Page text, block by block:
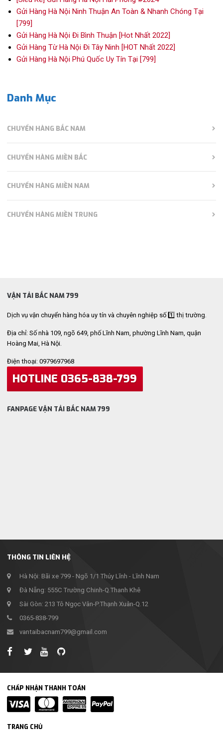
Gửi Hàng Hà Nội Ninh Thuận An Toàn & Nhanh Chóng Tại
[799]
Gửi Hàng Hà Nội Đi Bình Thuận [Hot Nhất 2022]
Gửi Hàng Từ Hà Nội Đi Tây Ninh [HOT Nhất 2022]
Gửi Hàng Hà Nội Phú Quốc Uy Tín Tại [799]
Danh Mục
CHUYỂN HÀNG BẮC NAM
CHUYỂN HÀNG MIỀN BẮC
CHUYỂN HÀNG MIỀN NAM
CHUYỂN HÀNG MIỀN TRUNG
THÔNG TIN LIÊN HỆ
Hà Nội: Bãi xe 799 - Ngõ 1/1 Thúy Lĩnh - Lĩnh Nam
Đà Nẵng: 555C Trường Chinh-Q.Thanh Khê
Sài Gòn: 213 Tô Ngọc Vân-P.Thạnh Xuân-Q.12
0365-838-799
vantaibacnam799@gmail.com
VẬN TẢI BẮC NAM 799
Dịch vụ vận chuyển hàng hóa uy tín và chuyên nghiệp số 1️⃣ thị trường.
Địa chỉ: Số nhà 109, ngõ 649, phố Lĩnh Nam, phường Lĩnh Nam, quận
Hoàng Mai, Hà Nội.
Điện thoại: 0979697968
HOTLINE 0365-838-799
FANPAGE VẬN TẢI BẮC NAM 799
CHẤP NHẬN THANH TOÁN
TRANG CHỦ